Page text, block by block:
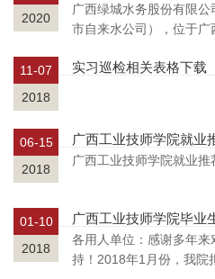
公司具有一批技术过硬的
2020
广西绿城水务股份有限
市自来水公司），位于
完整水务产业链的大型国
11-07
2018
实习巡检相关表格下载
06-15
2018
广西工业技师学院就业
广西工业技师学院就业推
01-10
2018
广西工业技师学院毕业
各用人单位：感谢多年
持！2018年1月份，我院